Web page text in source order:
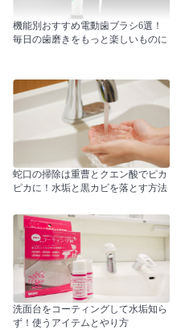
機能別おすすめ電動歯ブラシ6選！
毎日の歯磨きをもっと楽しいものに
蛇口の掃除は重曹とクエン酸でピカ
ピカに！水垢と黒カビを落とす方法
洗面台をコーティングして水垢知ら
ず！使うアイテムとやり方